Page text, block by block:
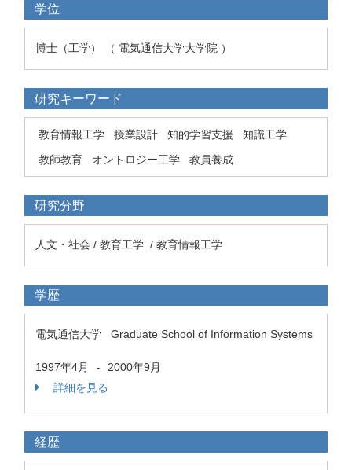
学位
博士（工学） （ 電気通信大学大学院 ）
研究キーワード
教育情報工学 授業設計 知的学習支援
知識工学
教師教育
オントロジー工学 教員養成
研究分野
人文・社会 / 教育工学 / 教育情報工学
学歴
電気通信大学 Graduate School of Information Systems
1997年4月 -
2000年9月
詳細を見る
経歴